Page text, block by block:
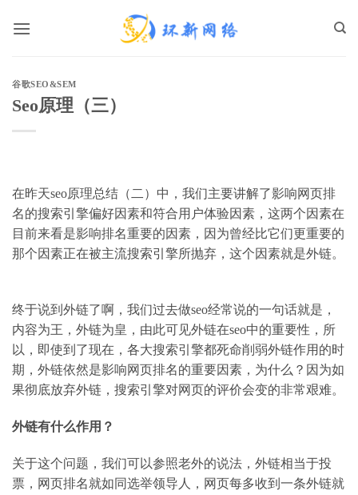
谷歌SEO&SEM
Seo原理（三）
在昨天seo原理总结（二）中，我们主要讲解了影响网页排
名的搜索引擎偏好因素和符合用户体验因素，这两个因素在
目前来看是影响排名重要的因素，因为曾经比它们更重要的
那个因素正在被主流搜索引擎所抛弃，这个因素就是外链。
终于说到外链了啊，我们过去做seo经常说的一句话就是，
内容为王，外链为皇，由此可见外链在seo中的重要性，所
以，即使到了现在，各大搜索引擎都死命削弱外链作用的时
期，外链依然是影响网页排名的重要因素，为什么？因为如
果彻底放弃外链，搜索引擎对网页的评价会变的非常艰难。
外链有什么作用？
关于这个问题，我们可以参照老外的说法，外链相当于投
票，网页排名就如同选举领导人，网页每多收到一条外链就